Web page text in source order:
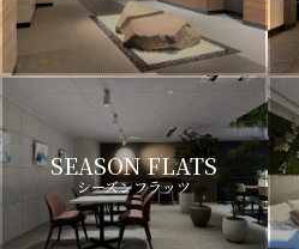
SEASON FLATS
シーズンフラッツ